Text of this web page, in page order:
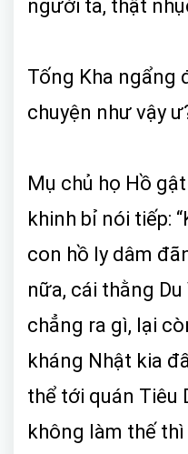
người ta, thật
Tống Kha ngẩng
chuyện như vậy
Mụ chủ họ Hồ
khinh bỉ nói tiếp:
con hồ ly dâm
nữa, cái thằng
chẳng ra gì, lại
kháng Nhật kia
thể tới quán Tiêu
không làm thế